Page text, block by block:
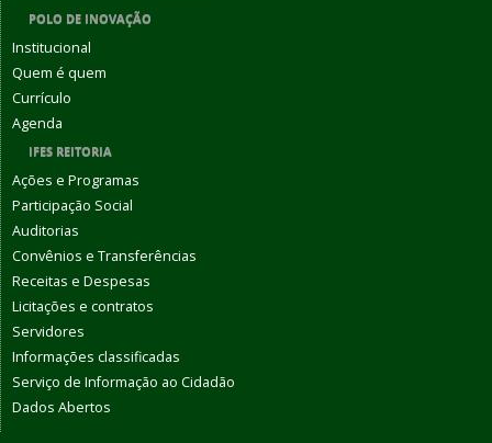
POLO DE INOVAÇÃO
Institucional
Quem é quem
Currículo
Agenda
IFES REITORIA
Ações e Programas
Participação Social
Auditorias
Convênios e Transferências
Receitas e Despesas
Licitações e contratos
Servidores
Informações classificadas
Serviço de Informação ao Cidadão
Dados Abertos